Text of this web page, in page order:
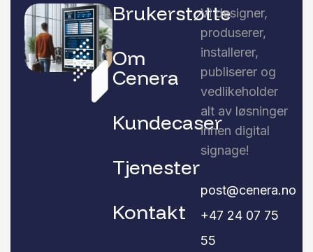
Brukerstøtte
Om
Cenera
Kundecaser
Tjenester
Kontakt
Vi designer,
produserer,
installerer,
publiserer og
vedlikeholder
alt av løsninger
innen digital
signage!
post@cenera.no
+47 24 07 75
55